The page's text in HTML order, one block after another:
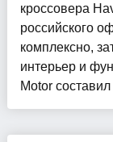
кроссовера
российского
комплексно,
интерьер и
Motor